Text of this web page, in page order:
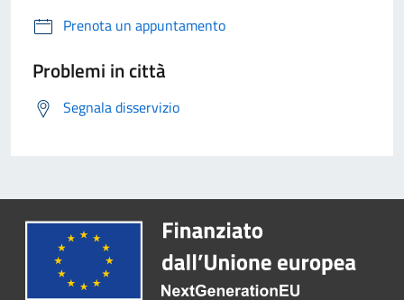
Prenota un appuntamento
Problemi in città
Segnala disservizio